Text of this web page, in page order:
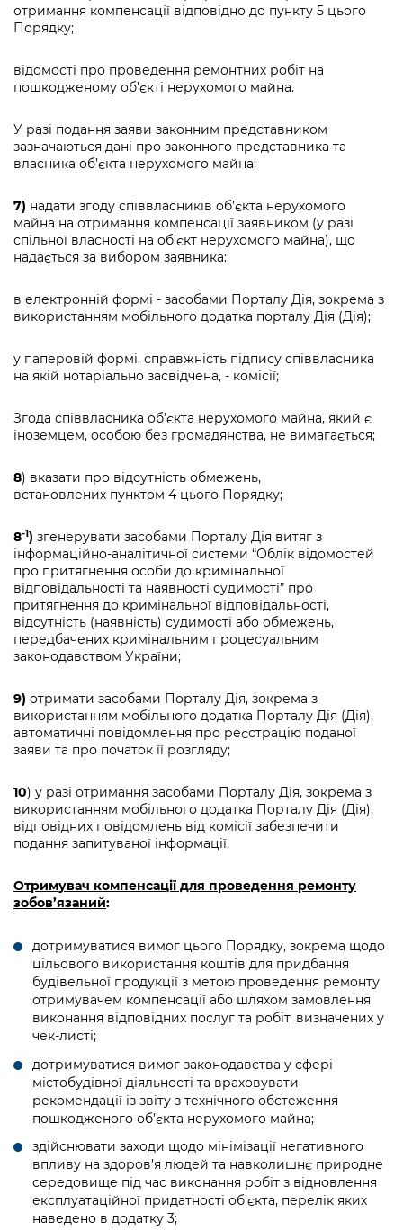
отримання компенсації відповідно до пункту 5 цього
Порядку;
відомості про проведення ремонтних робіт на
пошкодженому об’єкті нерухомого майна.
У разі подання заяви законним представником
зазначаються дані про законного представника та
власника об’єкта нерухомого майна;
7) надати згоду співвласників об’єкта нерухомого
майна на отримання компенсації заявником (у разі
спільної власності на об’єкт нерухомого майна), що
надається за вибором заявника:
в електронній формі - засобами Порталу Дія, зокрема з
використанням мобільного додатка порталу Дія (Дія);
у паперовій формі, справжність підпису співвласника
на якій нотаріально засвідчена, - комісії;
Згода співвласника об’єкта нерухомого майна, який є
іноземцем, особою без громадянства, не вимагається;
8) вказати про відсутність обмежень,
встановлених пунктом 4 цього Порядку;
8-1) згенерувати засобами Порталу Дія витяг з
інформаційно-аналітичної системи “Облік відомостей
про притягнення особи до кримінальної
відповідальності та наявності судимості” про
притягнення до кримінальної відповідальності,
відсутність (наявність) судимості або обмежень,
передбачених кримінальним процесуальним
законодавством України;
9) отримати засобами Порталу Дія, зокрема з
використанням мобільного додатка Порталу Дія (Дія),
автоматичні повідомлення про реєстрацію поданої
заяви та про початок її розгляду;
10) у разі отримання засобами Порталу Дія, зокрема з
використанням мобільного додатка Порталу Дія (Дія),
відповідних повідомлень від комісії забезпечити
подання запитуваної інформації.
Отримувач компенсації для проведення ремонту
зобов’язаний:
дотримуватися вимог цього Порядку, зокрема щодо
цільового використання коштів для придбання
будівельної продукції з метою проведення ремонту
отримувачем компенсації або шляхом замовлення
виконання відповідних послуг та робіт, визначених у
чек-листі;
дотримуватися вимог законодавства у сфері
містобудівної діяльності та враховувати
рекомендації із звіту з технічного обстеження
пошкодженого об’єкта нерухомого майна;
здійснювати заходи щодо мінімізації негативного
впливу на здоров’я людей та навколишнє природне
середовище під час виконання робіт з відновлення
експлуатаційної придатності об’єкта, перелік яких
наведено в додатку 3;